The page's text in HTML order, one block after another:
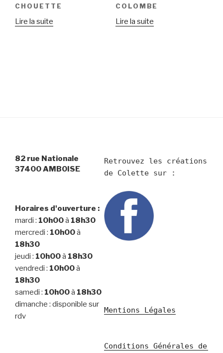
CHOUETTE
Lire la suite
COLOMBE
Lire la suite
82 rue Nationale
37400 AMBOISE
Horaires d'ouverture :
mardi : 10h00à 18h30
mercredi : 10h00à
18h30
jeudi : 10h00à 18h30
vendredi : 10h00à
18h30
samedi : 10h00à 18h30
dimanche : disponible sur
rdv
Retrouvez les créations
Mentions Légales
Conditions Générales de